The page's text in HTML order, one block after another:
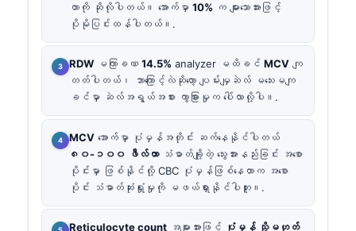
တာကို ဆိုလိုပါတယ်။ အောက်မှာ 10% က များသောအားဖြင့်
ပိုမိုပြင်းထန်ပါတယ်။.
RDW မကြာခဏ 14.5% analyzer မထိခင် MCV ကျ
တတ်ပါတယ်၊ ဘာကြောင့်လဲဆိုတော့ ပျမ်းမျှဆဲလ် မသေးမကျ
ခင်မှာ ဆဲလ်အရွယ်အစား ကွာခြားမှုက ပေါ်လာလို့ပါ။.
MCV အောက်မှာ ပုံမှန်အတိုင်း ဆက်နေနိုင်ပါတယ်
၈၀-၁၀၀ ဖီလ်တာသံဓာတ်ချို့တဲ့ သွေးအားနည်းခြင်း အစော
ပိုင်းမှာ ဖြစ်နိုင်လို့ CBC ပုံမှန်ဖြစ်နေတာက အစော
ပိုင်း သံဓာတ်ဆုံးရှုံးမှုကို မဖယ်ရှားနိုင်ပါဘူး။.
Reticulocyte count အများအားဖြင့် ပုံမှန် သို့မဟုတ်